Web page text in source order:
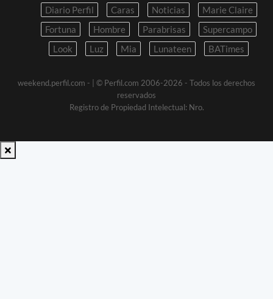
Diario Perfil Caras Noticias
Marie Claire
Fortuna
Hombre Parabrisas
Supercampo
Look
Luz Mia Lunateen BATimes
weekend.perfil.com -
| © Perfil.com 2006-2026 - Todos los derechos
reservados
Registro de Propiedad Intelectual: Nro.